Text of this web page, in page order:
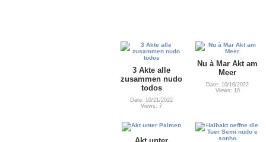
3 Akte alle
zusammen nudo
todos
Date: 10/21/2022
Views: 7
Nu à Mar Akt am
Meer
Date: 10/16/2022
Views: 10